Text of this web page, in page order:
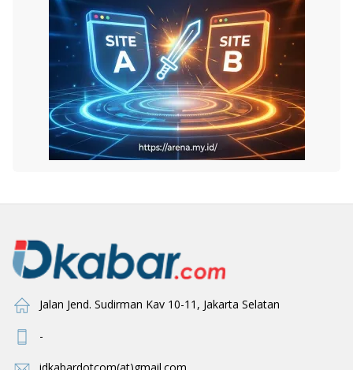
Jalan Jend. Sudirman Kav 10-11, Jakarta Selatan
-
idkabardotcom(at)gmail.com